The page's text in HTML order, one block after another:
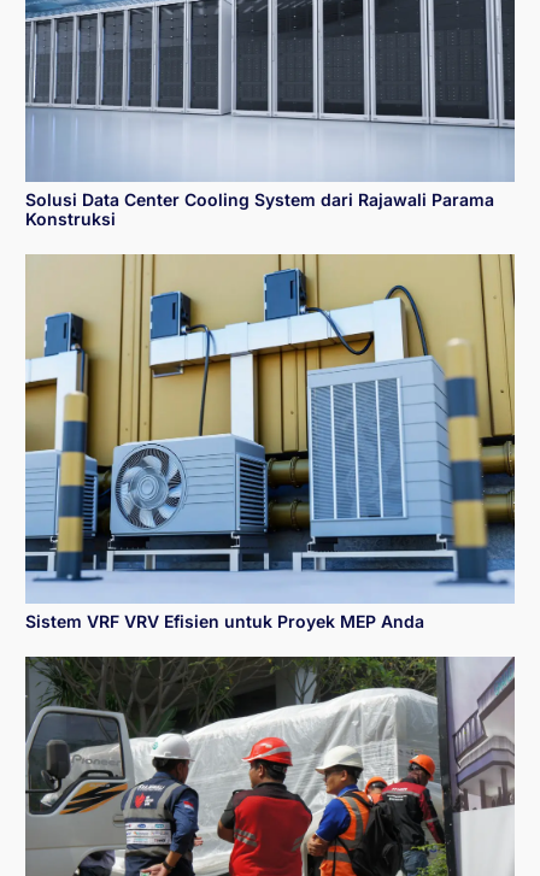
Solusi Data Center Cooling System dari Rajawali Parama
Konstruksi
Sistem VRF VRV Efisien untuk Proyek MEP Anda